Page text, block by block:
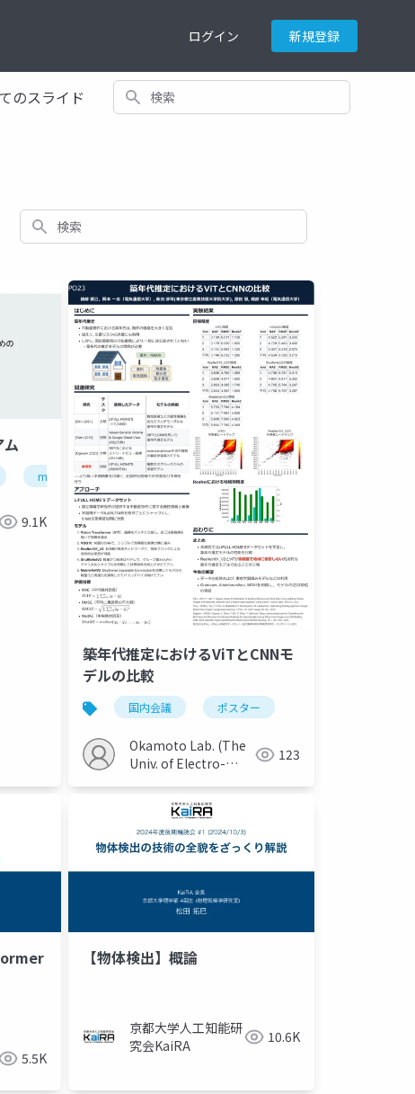
ログイン 新規登録
のスライド 検索
検索
machine learning deep learning artificial intelligence
9.1K
築年代推定におけるViTとCNNモ
デルの比較
国内会議 ポスター
Okamoto Lab. (The
Univ. of Electro-
123
5.5K
【物体検出】概論
京都大学人工知能研
究会KaiRA
10.6K